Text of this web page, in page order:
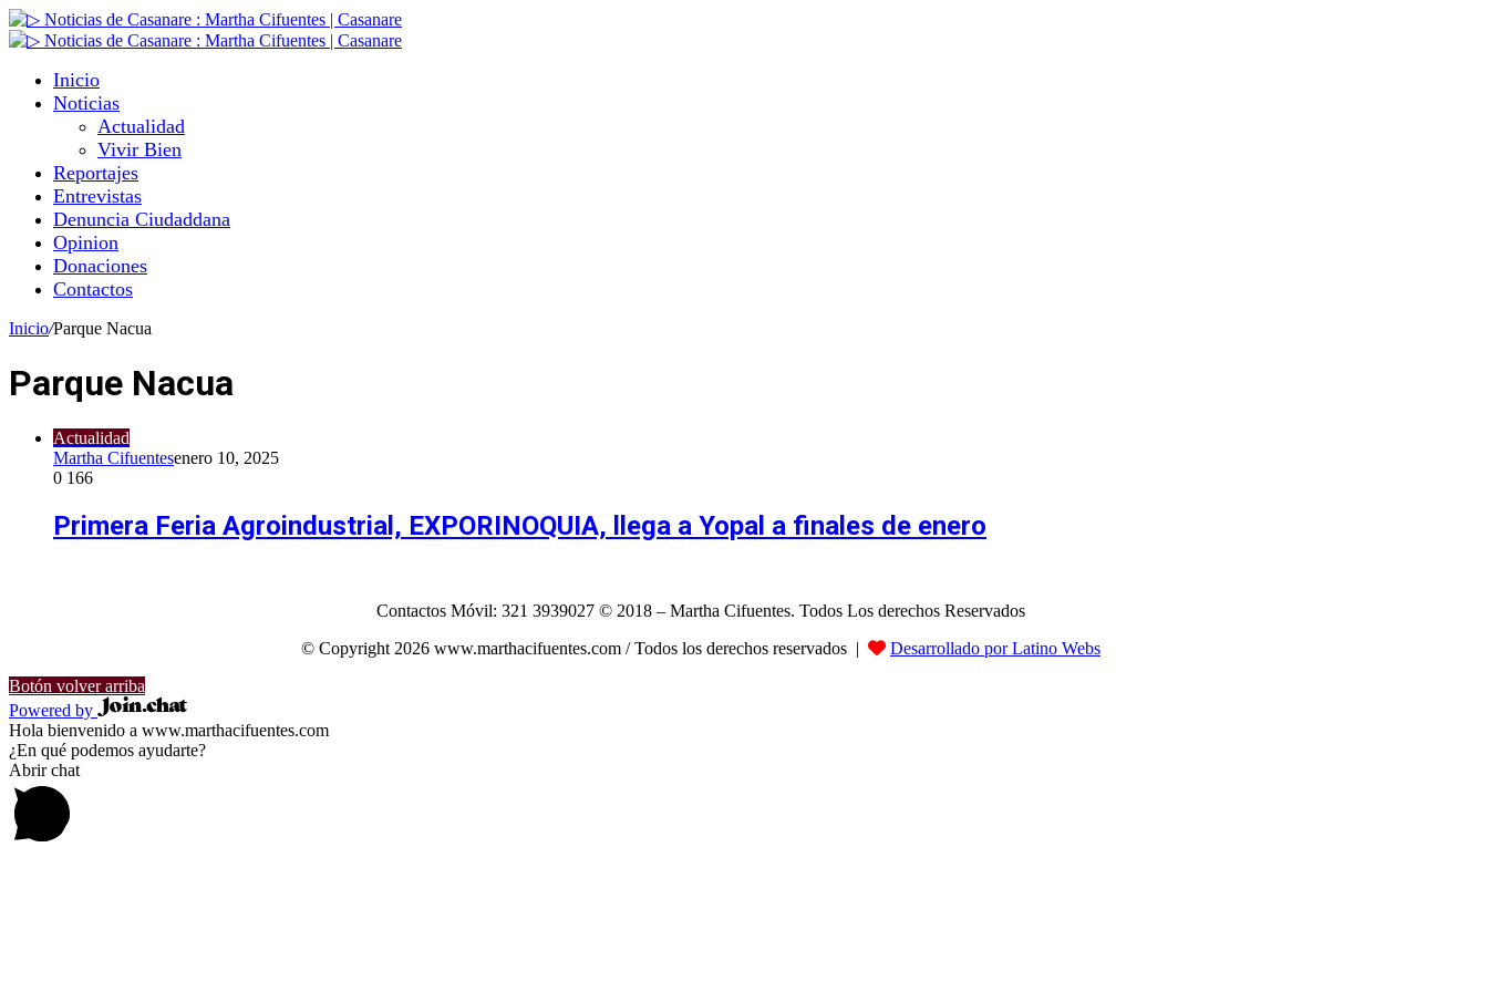
Inicio
Noticias
Actualidad
Vivir Bien
Reportajes
Entrevistas
Denuncia Ciudaddana
Opinion
Donaciones
Contactos
Inicio/Parque Nacua
Parque Nacua
Actualidad
Martha Cifuentesenero 10, 2025
0 166
Primera Feria Agroindustrial, EXPORINOQUIA, llega a Yopal a finales de enero
Contactos Móvil: 321 3939027 © 2018 – Martha Cifuentes. Todos Los derechos Reservados
© Copyright 2026 www.marthacifuentes.com / Todos los derechos reservados |
Desarrollado por Latino Webs
Botón volver arriba
Powered by
Hola bienvenido a www.marthacifuentes.com
¿En qué podemos ayudarte?
Abrir chat